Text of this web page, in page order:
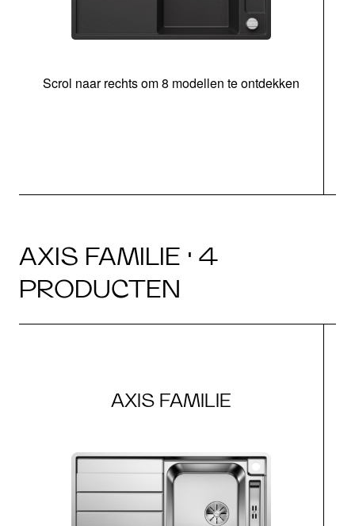
Scrol naar rechts om 8 modellen te ontdekken
AXIS FAMILIE · 4
PRODUCTEN
AXIS FAMILIE